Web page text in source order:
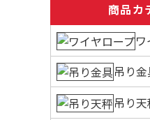
商品カ
吊り
吊り天